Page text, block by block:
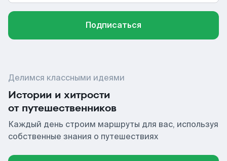
Подписаться
Делимся классными идеями
Истории и хитрости
от путешественников
Каждый день строим маршруты для вас, используя
собственные знания о путешествиях